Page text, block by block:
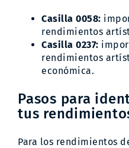
Casilla 0058:
rendimientos
Casilla 0237:
rendimientos
económica.
Pasos para
tus
Para los rendimientos